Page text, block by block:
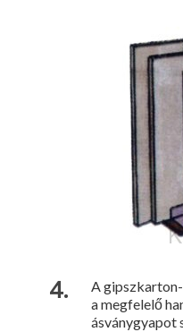
A
a megfelelő
ásványgyapot